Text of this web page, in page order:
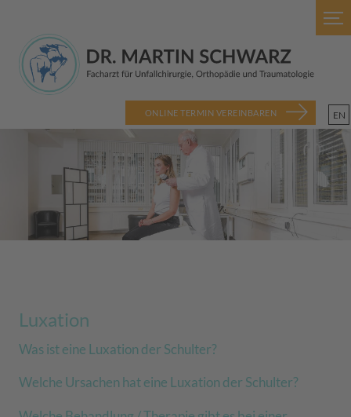
EN
ONLINE TERMIN VEREINBAREN
Luxation
Was ist eine Luxation der Schulter?
Welche Ursachen hat eine Luxation der Schulter?